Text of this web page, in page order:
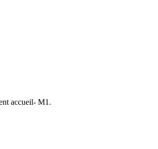
accueil- M1.